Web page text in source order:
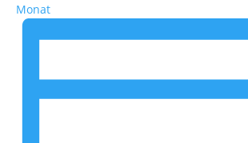
Monat